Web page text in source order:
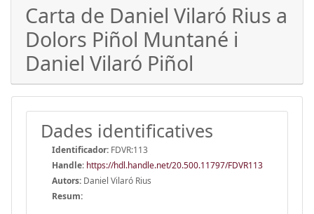
Carta de Daniel Vilaró Rius a
Dolors Piñol Muntané i
Daniel Vilaró Piñol
Dades identificatives
Identificador: FDVR:113
Handle: https://hdl.handle.net/20.500.11797/FDVR113
Autors: Daniel Vilaró Rius
Resum: